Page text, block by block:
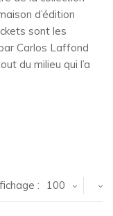
d’édition
sont les
Carlos Laffond
du milieu qui l’a
: 100